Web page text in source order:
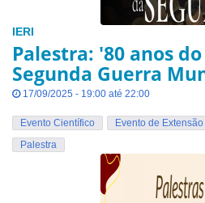
IERI
Palestra: '80 anos
Segunda Guerra
17/09/2025 - 19:00 até 22:00
Evento Científico
Evento de Extensão
Palestra